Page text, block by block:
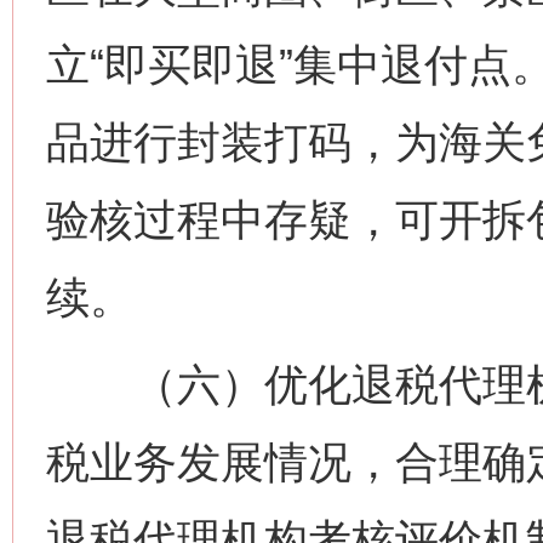
立“即买即退”集中退付
品进行封装打码，为海
验核过程中存疑，可开
续。
（六）优化退税代理
税业务发展情况，合理